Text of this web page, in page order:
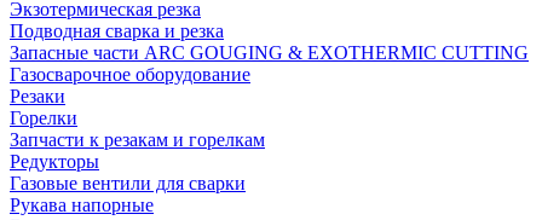
Экзотермическая резка
Подводная сварка и резка
Запасные части ARC GOUGING & EXOTHERMIC CUTTING
Газосварочное оборудование
Резаки
Горелки
Запчасти к резакам и горелкам
Редукторы
Газовые вентили для сварки
Рукава напорные